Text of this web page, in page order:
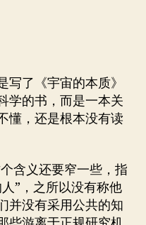
了《宇宙的本质》
学的书，而是一本关
懂，还是根本没有读
含义还要窄一些，指
”，之所以没有称他
并没有采用公共的知